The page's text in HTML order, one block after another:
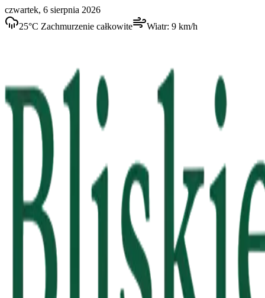
czwartek, 6 sierpnia 2026
25°C Zachmurzenie całkowite Wiatr: 9 km/h